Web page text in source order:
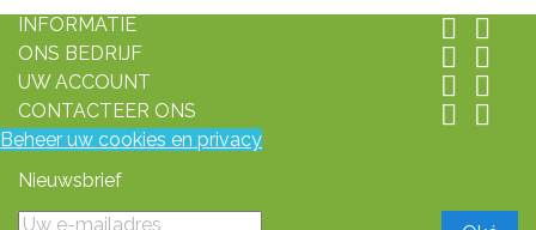
INFORMATIE  
ONS BEDRIJF  
UW ACCOUNT  
CONTACTEER ONS  
Beheer uw cookies en privacy
Nieuwsbrief